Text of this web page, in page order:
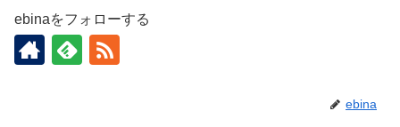
ebinaをフォローする
ebina